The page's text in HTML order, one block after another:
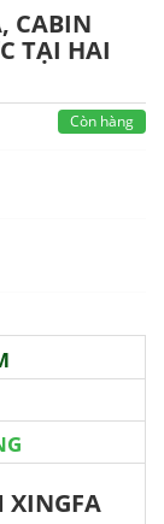
CABIN
TẠI HAI
Còn hàng
XINGFA